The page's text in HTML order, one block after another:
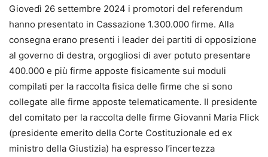
Giovedì 26 settembre 2024 i promotori del referendum
hanno presentato in Cassazione 1.300.000 firme. Alla
consegna erano presenti i leader dei partiti di opposizione
al governo di destra, orgogliosi di aver potuto presentare
400.000 e più firme apposte fisicamente sui moduli
compilati per la raccolta fisica delle firme che si sono
collegate alle firme apposte telematicamente. Il presidente
del comitato per la raccolta delle firme Giovanni Maria Flick
(presidente emerito della Corte Costituzionale ed ex
ministro della Giustizia) ha espresso l’incertezza